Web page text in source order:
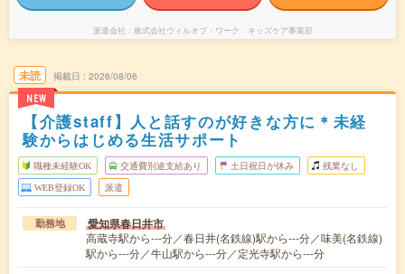
派遣会社 株式会社ウィルオブ・ワーク キッズケア事業部
未読
NEW
掲載日 2026/08/06
【介護staff】人と話すのが好きな方に＊未経
験からはじめる生活サポート
職種未経験OK 交通費別途支給あり 土日祝日が休み 残業なし
WEB登録OK 派遣
勤務地 愛知県春日井市
高蔵寺駅から---分／春日井(名鉄線)駅から---分／味美(名鉄線)
駅から---分／牛山駅から---分／定光寺駅から---分